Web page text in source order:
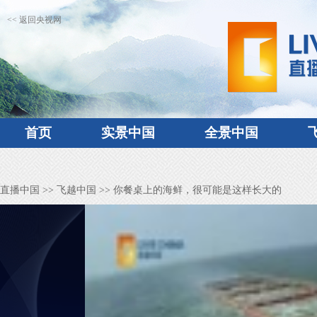
<< 返回央视网
首页 实景中国 全景中国
直播中国 >> 飞越中国 >> 你餐桌上的海鲜，很可能是这样长大的